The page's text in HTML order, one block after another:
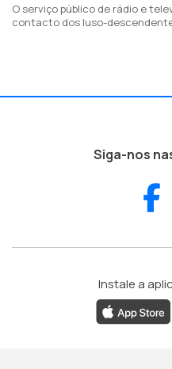
O serviço público de rádio e
contacto dos luso-
Siga-nos
Instale a